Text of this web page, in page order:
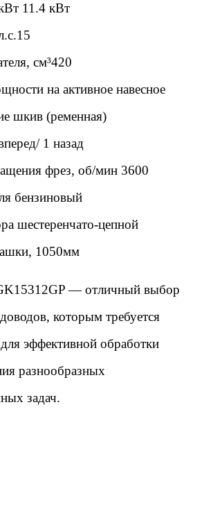
11.4 кВт
см³420
на активное навесное
шкив (ременная)
1 назад
фрез, об/мин 3600
бензиновый
шестеренчато-цепной
1050мм
— отличный выбор
которым требуется
эффективной обработки
разнообразных
задач.